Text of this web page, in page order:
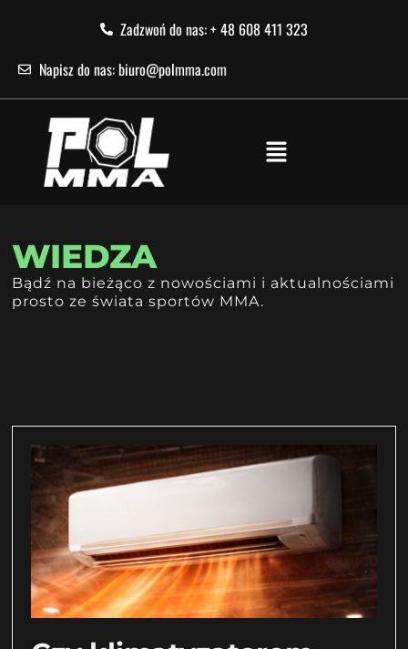
Zadzwoń do nas: + 48 608 411 323
Napisz do nas: biuro@polmma.com
WIEDZA
Bądź na bieżąco z nowościami i aktualnościami
prosto ze świata sportów MMA.